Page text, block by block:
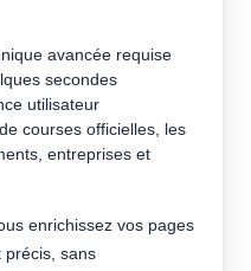
avancée requise
secondes
utilisateur
courses officielles, les
entreprises et
enrichissez vos pages
précis, sans